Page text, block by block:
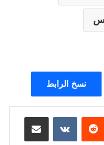
نسخ الرابط
‏Reddit
‏VKontakte مشاركة عبر البريد